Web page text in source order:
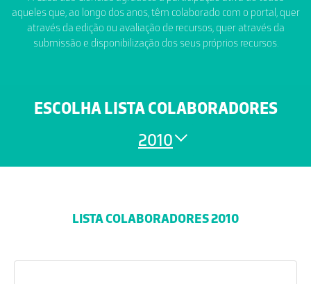
aqueles que, ao longo dos anos, têm colaborado com o portal, quer
através da edição ou avaliação de recursos, quer através da
submissão e disponibilização dos seus próprios recursos.
ESCOLHA LISTA COLABORADORES
2010
LISTA COLABORADORES 2010